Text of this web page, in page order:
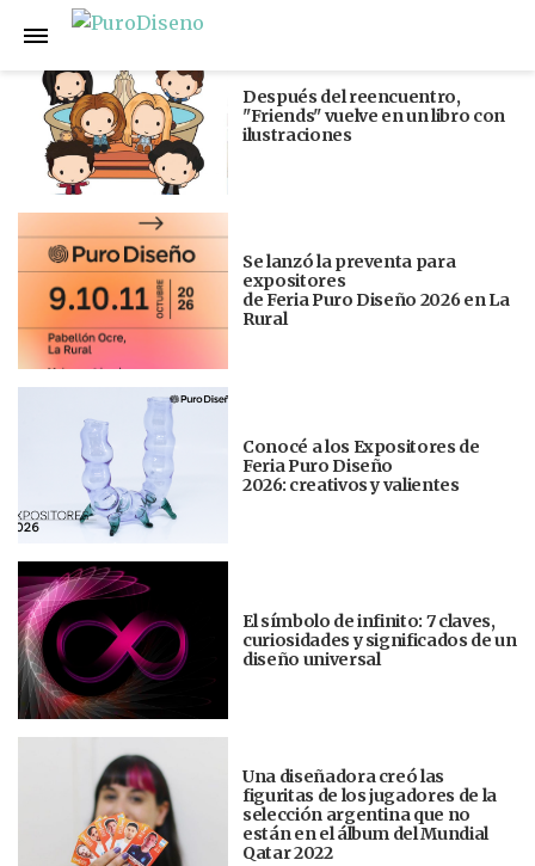
Anterior
Después del reencuentro,
"Friends" vuelve en un libro con
ilustraciones
Se lanzó la preventa para
expositores
de Feria Puro Diseño 2026 en La
Rural
Conocé a los Expositores de
Feria Puro Diseño
2026: creativos y valientes
El símbolo de infinito: 7 claves,
curiosidades y significados de un
diseño universal
Una diseñadora creó las
figuritas de los jugadores de la
selección argentina que no
están en el álbum del Mundial
Qatar 2022
Siguiente